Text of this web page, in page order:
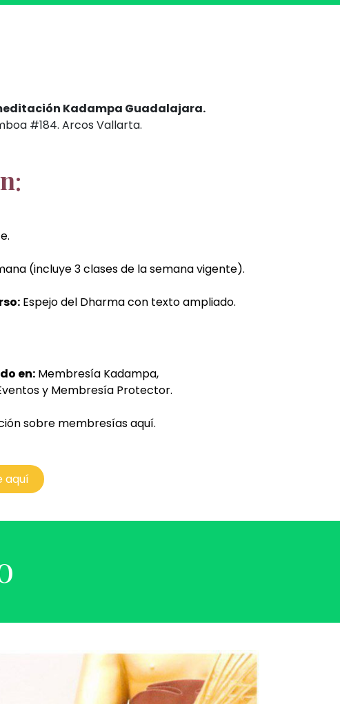
Kadampa Guadalajara.
#184. Arcos Vallarta.
:
(incluye 3 clases de la semana vigente).
Espejo del Dharma con texto ampliado.
en: Membresía Kadampa,
y Membresía Protector.
sobre membresíasaquí.
aquí